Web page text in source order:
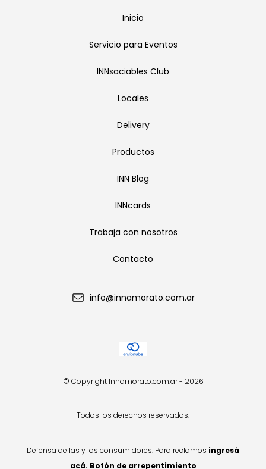
Inicio
Servicio para Eventos
INNsaciables Club
Locales
Delivery
Productos
INN Blog
INNcards
Trabaja con nosotros
Contacto
info@innamorato.com.ar
© Copyright Innamorato.com.ar - 2026
Todos los derechos reservados.
Defensa de las y los consumidores. Para reclamos ingresá
acá. Botón de arrepentimiento